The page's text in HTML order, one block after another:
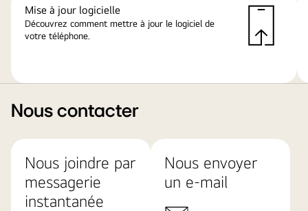
Mise à jour logicielle
Découvrez comment mettre à jour le logiciel de
votre téléphone.
Nous contacter
Nous joindre par
messagerie
instantanée
Nous envoyer
un e-mail